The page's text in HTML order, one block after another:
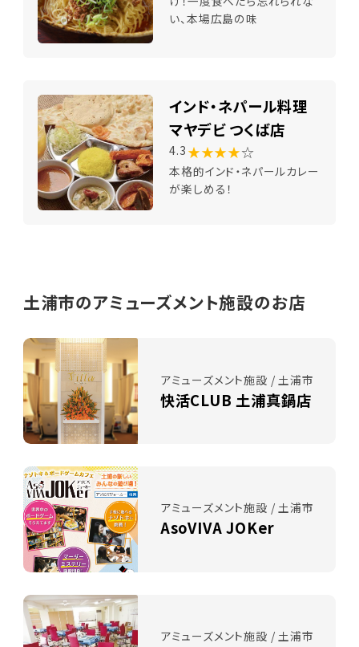
い、本場広島の味
インド・ネパール料理
マヤデビ つくば店
4.3 ★★★★☆
本格的インド・ネパールカレー
が楽しめる！
土浦市のアミューズメント施設のお店
アミューズメント施設 / 土浦市
快活CLUB 土浦真鍋店
アミューズメント施設 / 土浦市
AsoVIVA JOKer
アミューズメント施設 / 土浦市